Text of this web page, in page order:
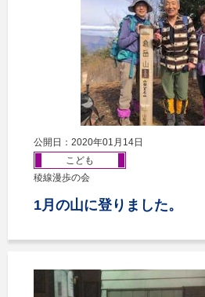
公開日：2020年01月14日
こども
稜線漫歩の会
1月の山に登りました。